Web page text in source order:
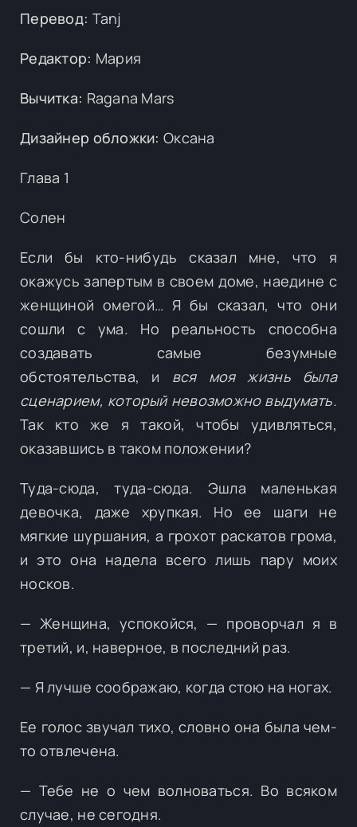
Перевод: Tanj
Редактор: Мария
Вычитка: Ragana Mars
Дизайнер обложки: Оксана
Глава 1
Солен
Если бы кто-нибудь сказал мне, что я
окажусь запертым в своем доме, наедине с
женщиной омегой… Я бы сказал, что они
сошли с ума. Но реальность способна
создавать самые безумные
обстоятельства, и вся моя жизнь была
сценарием, который невозможно выдумать.
Так кто же я такой, чтобы удивляться,
оказавшись в таком положении?
Туда-сюда, туда-сюда. Эшла маленькая
девочка, даже хрупкая. Но ее шаги не
мягкие шуршания, а грохот раскатов грома,
и это она надела всего лишь пару моих
носков.
— Женщина, успокойся, — проворчал я в
третий, и, наверное, в последний раз.
— Я лучше соображаю, когда стою на ногах.
Ее голос звучал тихо, словно она была чем-
то отвлечена.
— Тебе не о чем волноваться. Во всяком
случае, не сегодня.